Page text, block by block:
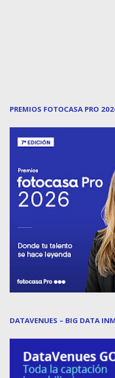
PREMIOS FOTOCASA PRO
DATAVENUES – BIG DATA